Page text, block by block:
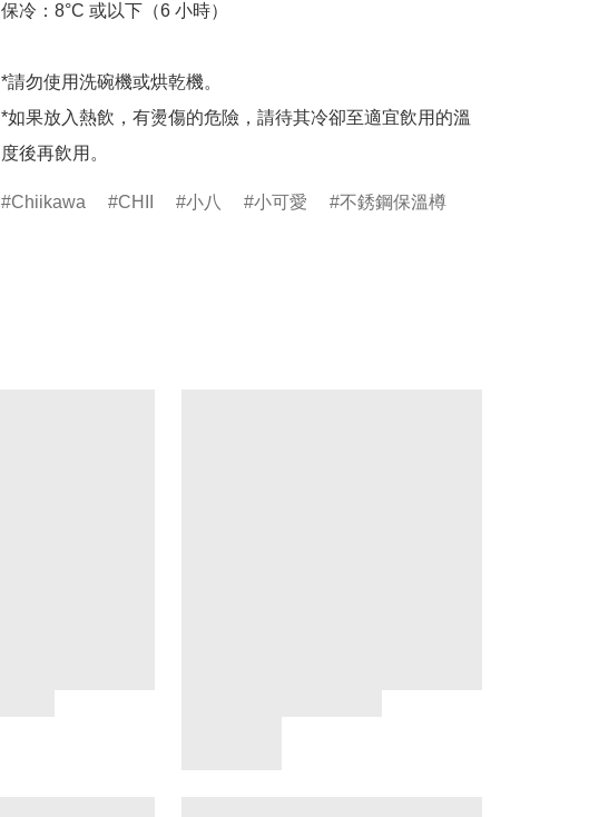
保冷：8°C 或以下（6 小時）
*請勿使用洗碗機或烘乾機。
*如果放入熱飲，有燙傷的危險，請待其冷卻至適宜飲用的溫
度後再飲用。
Chiikawa CHII 小八 小可愛 不銹鋼保溫樽